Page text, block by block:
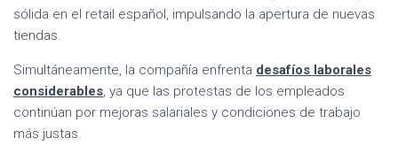
sólida en el retail español, impulsando la apertura de nuevas
tiendas.
Simultáneamente, la compañía enfrenta desafíos laborales
considerables, ya que las protestas de los empleados
continúan por mejoras salariales y condiciones de trabajo
más justas.